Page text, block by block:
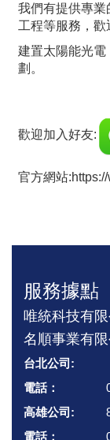
我們有提供專業
工程等服務，歡
建置太陽能光電
劃。
歡迎加入好友:
官方網站:
服務據點
唯統科技有
名順事業有
台北公司:
電話：
高雄公司:
電話：